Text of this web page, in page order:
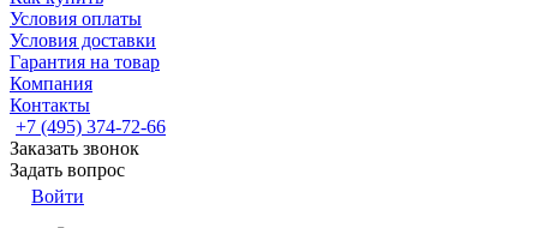
Условия оплаты
Условия доставки
Гарантия на товар
Компания
Контакты
+7 (495) 374-72-66
Заказать звонок
Задать вопрос
Войти